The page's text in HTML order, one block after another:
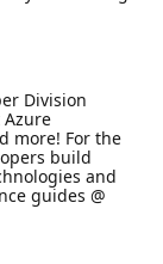
Division
more! For the
build
and
guides @